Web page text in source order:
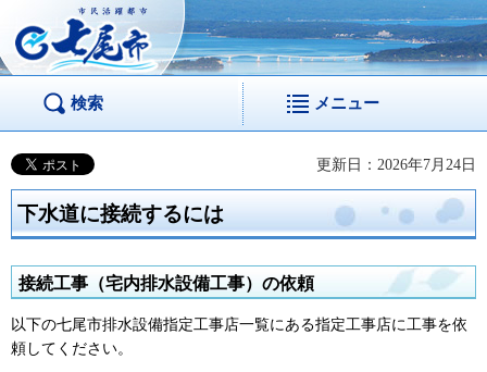
市民活躍都市 七尾
市
検索 メニュー
更新日：2026年7月24日
下水道に接続するには
接続工事（宅内排水設備工事）の依頼
以下の七尾市排水設備指定工事店一覧にある指定工事店に工事を依
頼してください。